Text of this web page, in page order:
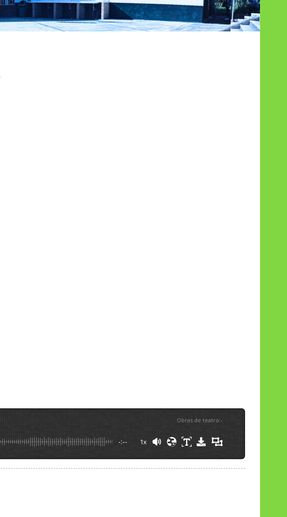
Obras de teatro:-
-:-- 1x